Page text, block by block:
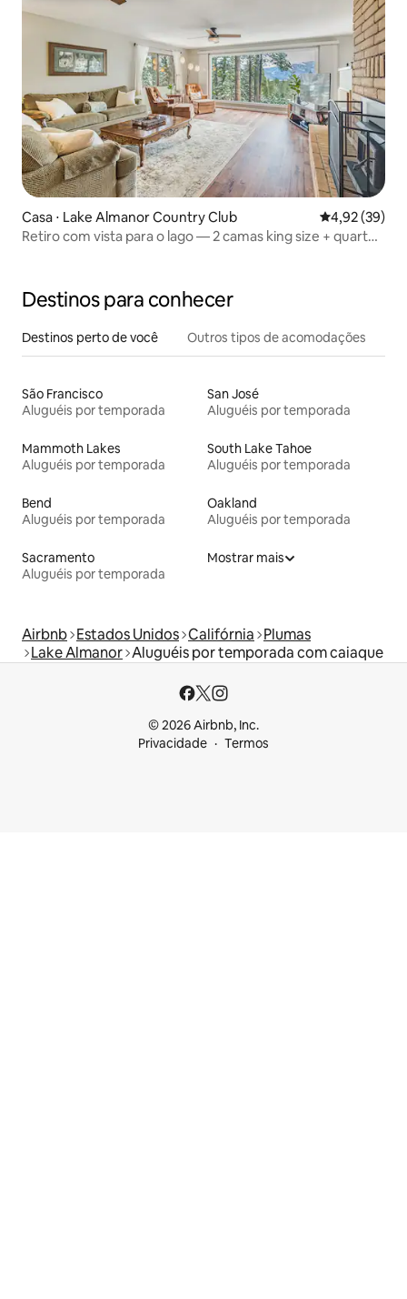
Casa ⋅ Lake Almanor Country Club 4,92 de uma
4,92 (39)
Retiro com vista para o lago — 2 camas king size + quarto
Destinos para conhecer
Destinos perto de você Outros tipos de acomodações
São Francisco
Aluguéis por temporada
San José
Aluguéis por temporada
Mammoth Lakes
Aluguéis por temporada
South Lake Tahoe
Aluguéis por temporada
Bend
Aluguéis por temporada
Oakland
Aluguéis por temporada
Sacramento
Aluguéis por temporada
Mostrar mais
Airbnb Estados Unidos Califórnia Plumas
Lake Almanor Aluguéis por temporada com caiaque
© 2026 Airbnb, Inc.
Privacidade
Termos